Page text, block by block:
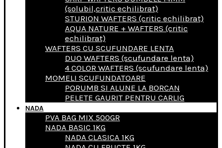
(solubil,critic echilibrat)
STURION WAFTERS (critic echilibrat)
AQUA NATURE + WAFTERS (critic
echilibrat)
WAFTERS CU SCUFUNDARE LENTA
DUO WAFTERS (scufundare lenta)
4 COLOR WAFTERS (scufundare lenta)
MOMELI SCUFUNDATOARE
PORUMB SI ALUNE LA BORCAN
PELETE GAURIT PENTRU CARLIG
NADA
PVA BAG MIX 500GR
NADA BASIC 1KG
NADA CLASICA 1KG